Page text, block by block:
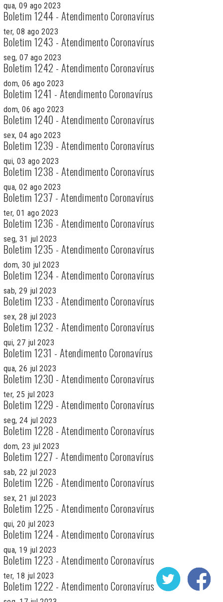
qua, 09 ago 2023
Boletim 1244 - Atendimento Coronavírus
ter, 08 ago 2023
Boletim 1243 - Atendimento Coronavírus
seg, 07 ago 2023
Boletim 1242 - Atendimento Coronavírus
dom, 06 ago 2023
Boletim 1241 - Atendimento Coronavírus
dom, 06 ago 2023
Boletim 1240 - Atendimento Coronavírus
sex, 04 ago 2023
Boletim 1239 - Atendimento Coronavírus
qui, 03 ago 2023
Boletim 1238 - Atendimento Coronavírus
qua, 02 ago 2023
Boletim 1237 - Atendimento Coronavírus
ter, 01 ago 2023
Boletim 1236 - Atendimento Coronavírus
seg, 31 jul 2023
Boletim 1235 - Atendimento Coronavírus
dom, 30 jul 2023
Boletim 1234 - Atendimento Coronavírus
sab, 29 jul 2023
Boletim 1233 - Atendimento Coronavírus
sex, 28 jul 2023
Boletim 1232 - Atendimento Coronavírus
qui, 27 jul 2023
Boletim 1231 - Atendimento Coronavírus
qua, 26 jul 2023
Boletim 1230 - Atendimento Coronavírus
ter, 25 jul 2023
Boletim 1229 - Atendimento Coronavírus
seg, 24 jul 2023
Boletim 1228 - Atendimento Coronavírus
dom, 23 jul 2023
Boletim 1227 - Atendimento Coronavírus
sab, 22 jul 2023
Boletim 1226 - Atendimento Coronavírus
sex, 21 jul 2023
Boletim 1225 - Atendimento Coronavírus
qui, 20 jul 2023
Boletim 1224 - Atendimento Coronavírus
qua, 19 jul 2023
Boletim 1223 - Atendimento Coronavírus
ter, 18 jul 2023
Boletim 1222 - Atendimento Coronavírus